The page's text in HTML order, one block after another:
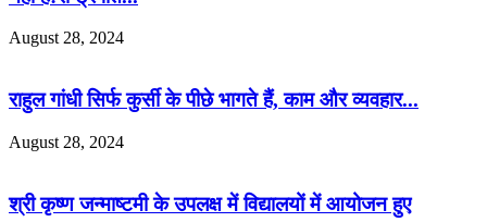
August 28, 2024
राहुल गांधी सिर्फ कुर्सी के पीछे भागते हैं, काम और व्यवहार...
August 28, 2024
श्री कृष्ण जन्माष्टमी के उपलक्ष में विद्यालयों में आयोजन हुए